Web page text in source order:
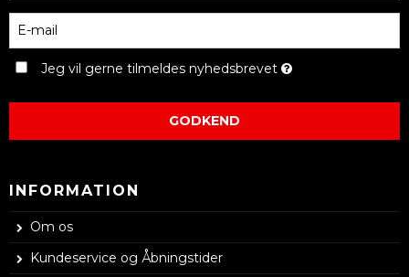
Jeg vil gerne tilmeldes nyhedsbrevet
GODKEND
INFORMATION
Om os
Kundeservice og Åbningstider